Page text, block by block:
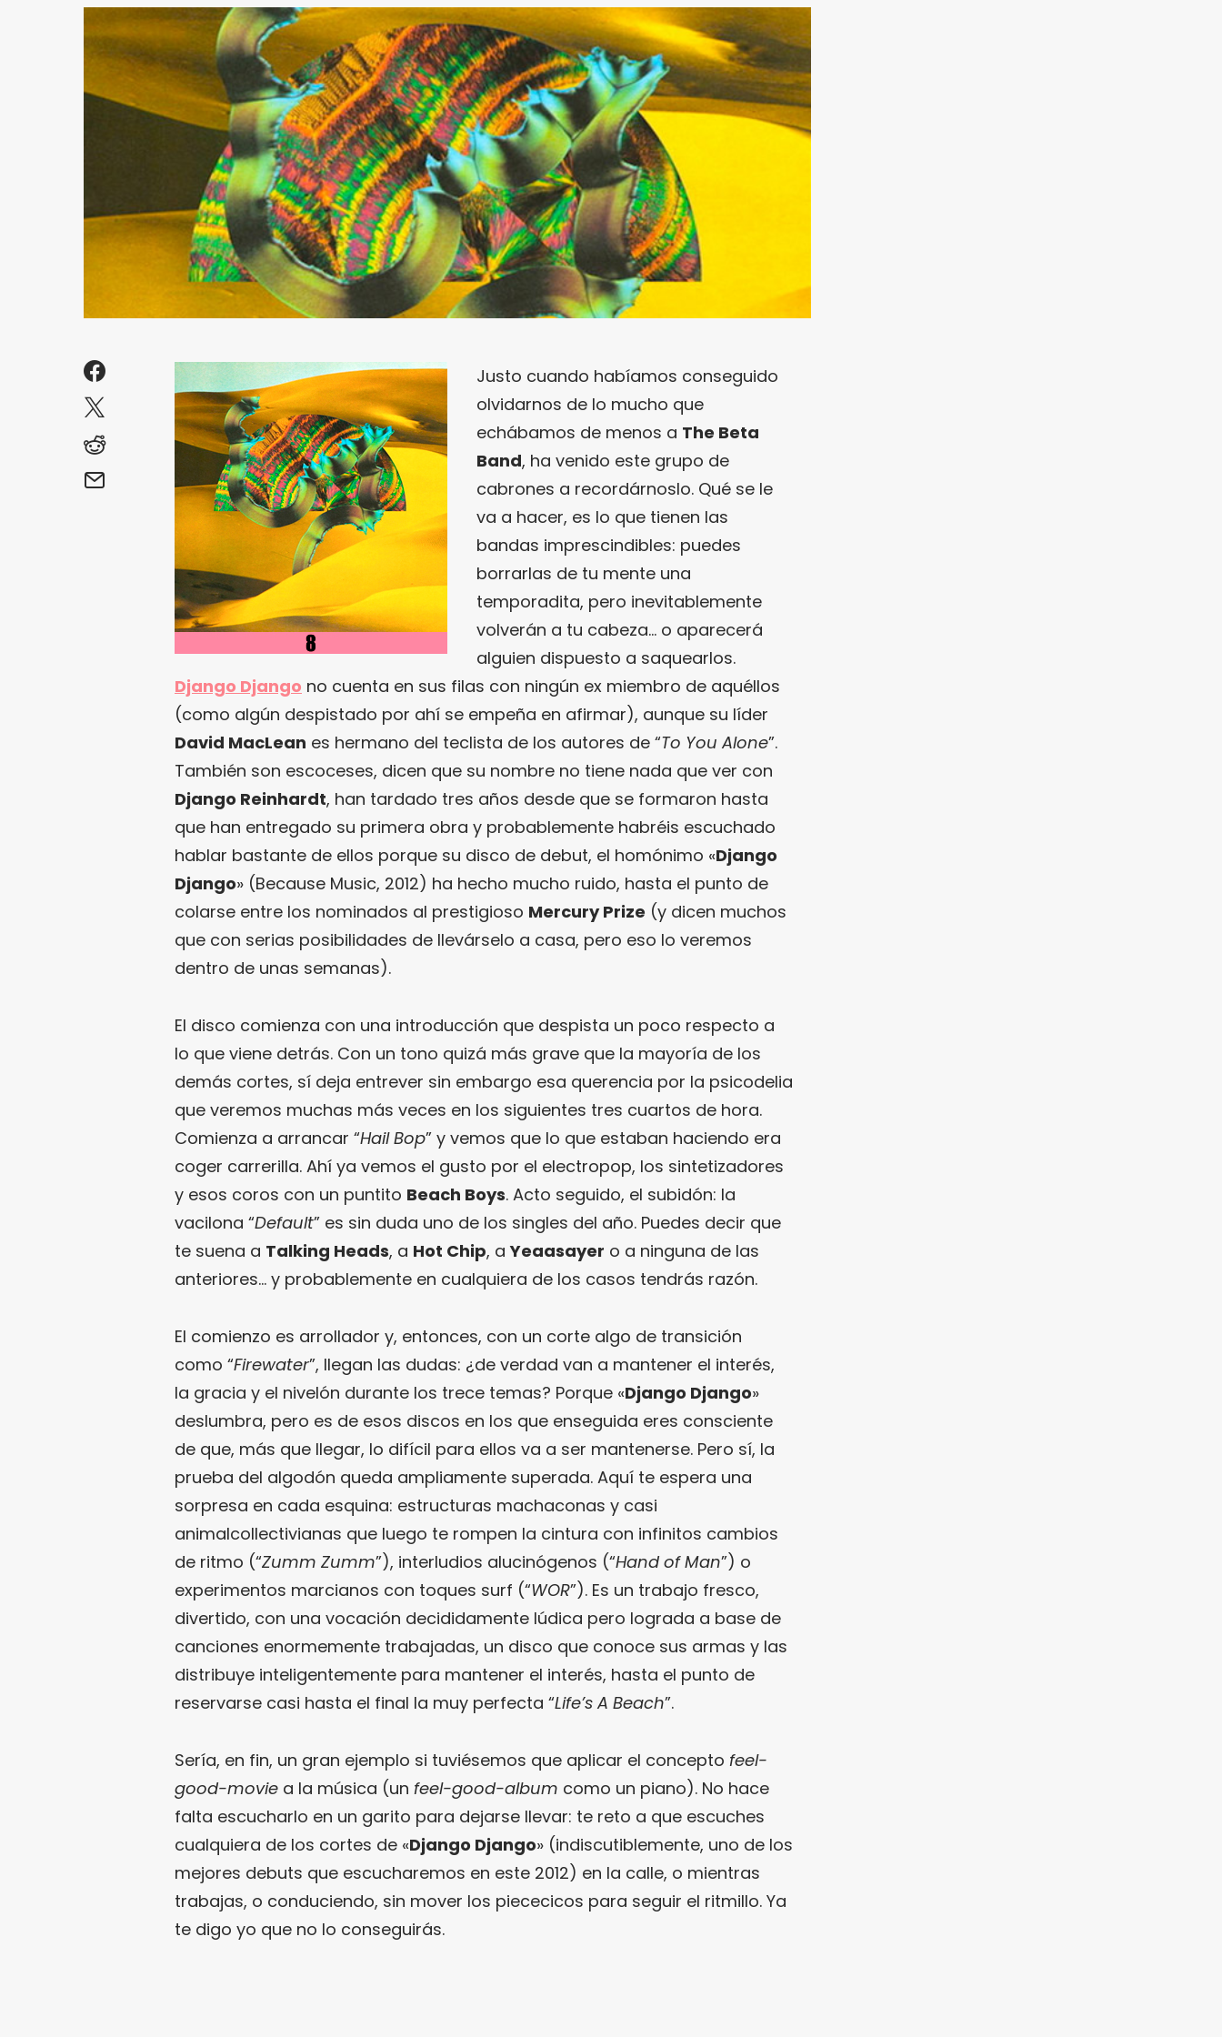
Justo cuando habíamos conseguido
olvidarnos de lo mucho que
echábamos de menos a The Beta
Band, ha venido este grupo de
cabrones a recordárnoslo. Qué se le
va a hacer, es lo que tienen las
bandas imprescindibles: puedes
borrarlas de tu mente una
temporadita, pero inevitablemente
volverán a tu cabeza… o aparecerá
alguien dispuesto a saquearlos.
Django Django no cuenta en sus filas con ningún ex miembro de aquéllos
(como algún despistado por ahí se empeña en afirmar), aunque su líder
David MacLean es hermano del teclista de los autores de “To You Alone”.
También son escoceses, dicen que su nombre no tiene nada que ver con
Django Reinhardt, han tardado tres años desde que se formaron hasta
que han entregado su primera obra y probablemente habréis escuchado
hablar bastante de ellos porque su disco de debut, el homónimo «Django
Django» (Because Music, 2012) ha hecho mucho ruido, hasta el punto de
colarse entre los nominados al prestigioso Mercury Prize (y dicen muchos
que con serias posibilidades de llevárselo a casa, pero eso lo veremos
dentro de unas semanas).
El disco comienza con una introducción que despista un poco respecto a
lo que viene detrás. Con un tono quizá más grave que la mayoría de los
demás cortes, sí deja entrever sin embargo esa querencia por la psicodelia
que veremos muchas más veces en los siguientes tres cuartos de hora.
Comienza a arrancar “Hail Bop” y vemos que lo que estaban haciendo era
coger carrerilla. Ahí ya vemos el gusto por el electropop, los sintetizadores
y esos coros con un puntito Beach Boys. Acto seguido, el subidón: la
vacilona “Default” es sin duda uno de los singles del año. Puedes decir que
te suena a Talking Heads, a Hot Chip, aYeaasayer o a ninguna de las
anteriores… y probablemente en cualquiera de los casos tendrás razón.
El comienzo es arrollador y, entonces, con un corte algo de transición
como “Firewater”, llegan las dudas: ¿de verdad van a mantener el interés,
la gracia y el nivelón durante los trece temas? Porque «Django Django»
deslumbra, pero es de esos discos en los que enseguida eres consciente
de que, más que llegar, lo difícil para ellos va a ser mantenerse. Pero sí, la
prueba del algodón queda ampliamente superada. Aquí te espera una
sorpresa en cada esquina: estructuras machaconas y casi
animalcollectivianas que luego te rompen la cintura con infinitos cambios
de ritmo (“Zumm Zumm”), interludios alucinógenos (“Hand of Man”) o
experimentos marcianos con toques surf (“WOR”). Es un trabajo fresco,
divertido, con una vocación decididamente lúdica pero lograda a base de
canciones enormemente trabajadas, un disco que conoce sus armas y las
distribuye inteligentemente para mantener el interés, hasta el punto de
reservarse casi hasta el final la muy perfecta “Life’s A Beach”.
Sería, en fin, un gran ejemplo si tuviésemos que aplicar el concepto feel-
good-movie a la música (un feel-good-album como un piano). No hace
falta escucharlo en un garito para dejarse llevar: te reto a que escuches
cualquiera de los cortes de «Django Django» (indiscutiblemente, uno de los
mejores debuts que escucharemos en este 2012) en la calle, o mientras
trabajas, o conduciendo, sin mover los piececicos para seguir el ritmillo. Ya
te digo yo que no lo conseguirás.